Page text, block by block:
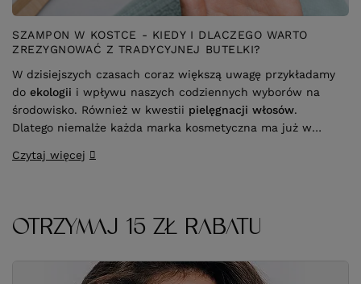
SZAMPON W KOSTCE - KIEDY I DLACZEGO WARTO
ZREZYGNOWAĆ Z TRADYCYJNEJ BUTELKI?
W dzisiejszych czasach coraz większą uwagę przykładamy
do ekologii i wpływu naszych codziennych wyborów na
środowisko. Również w kwestii pielęgnacji włosów.
Dlatego niemalże każda marka kosmetyczna ma już w
alternatywa dla tradycyjnych produktów oczyszczających.
naturalne substancje myjące
i składniki odżywcze, a stała
konsystencja często eliminuje potrzebę wykorzystywania
produkty doskonale wpisują się w ideologięzero waste
Czytaj więcej
OTRZYMAJ 15 ZŁ RABATU